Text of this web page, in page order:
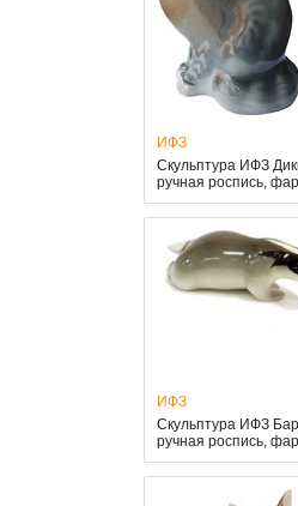
ИФЗ
Скульптура ИФЗ
ручная роспись,
ИФЗ
Скульптура ИФЗ
ручная роспись,